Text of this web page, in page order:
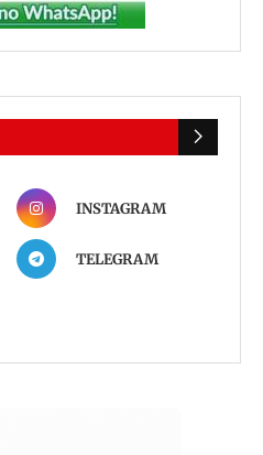
INSTAGRAM
TELEGRAM